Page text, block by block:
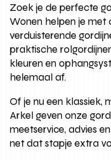
Zoek je de perfecte
Wonen helpen je met
verduisterende
praktische
kleuren en
helemaal af.
Of je nu een klassiek,
Arkel geven onze
meetservice, advies
net dat stapje extra